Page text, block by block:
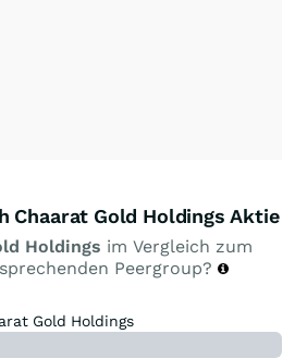
Chaarat Gold Holdings Aktie
Holdings im Vergleich zum
Peergroup?
Gold Holdings